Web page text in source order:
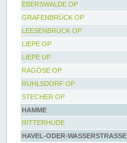
EBERSWALDE OP
GRAFENBRÜCK OP
LEESENBRÜCK OP
LIEPE OP
LIEPE UP
RAGÖSE OP
RUHLSDORF OP
STECHER OP
HAMME
RITTERHUDE
HAVEL-ODER-WASSERSTRASSE